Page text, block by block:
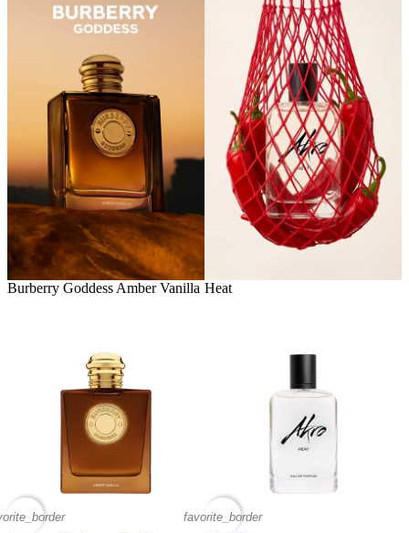
Burberry Goddess Amber Vanilla Heat
favorite_border